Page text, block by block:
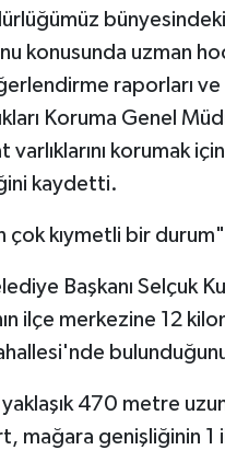
bünyesindeki
konusunda uzman
raporları ve
Koruma Genel
korumak
kaydetti.
çok kıymetli bir durum"
Başkanı Selçuk
ilçe merkezine 12
470 metre
mağara genişliğinin